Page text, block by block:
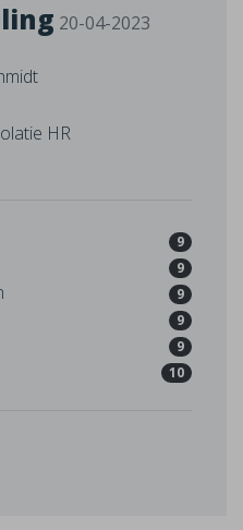
20-04-2023
HR
9
9
9
9
9
10